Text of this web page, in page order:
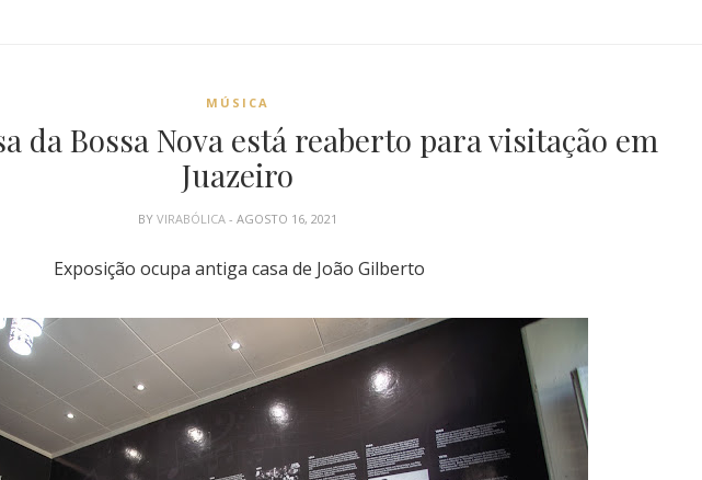
MÚSICA
da Bossa Nova está reaberto para visitação em
Juazeiro
BY VIRABÓLICA - AGOSTO 16, 2021
Exposição ocupa antiga casa de João Gilberto